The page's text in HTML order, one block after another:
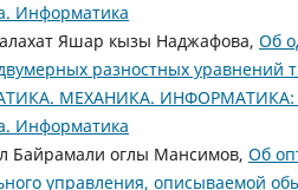
Информатика
Яшар кызы Наджафова, Об
разностных уравнений
МЕХАНИКА. ИНФОРМАТИКА: №
Информатика
Байрамали оглы Мансимов, Об
управления, описываемой